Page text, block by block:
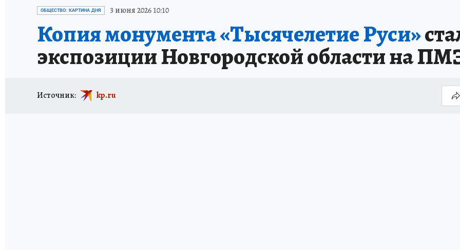
ИСПЫТАНО НА СЕБЕ
ОБЩЕСТВО: КАРТИНА ДНЯ 3 июня 2026 10:10
Копия монумента «Тысячелетие Руси»
экспозиции Новгородской области на
Источник: kp.ru